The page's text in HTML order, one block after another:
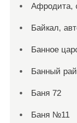
Афродита,
Байкал,
Банное
Банный
Баня 72
Баня №11